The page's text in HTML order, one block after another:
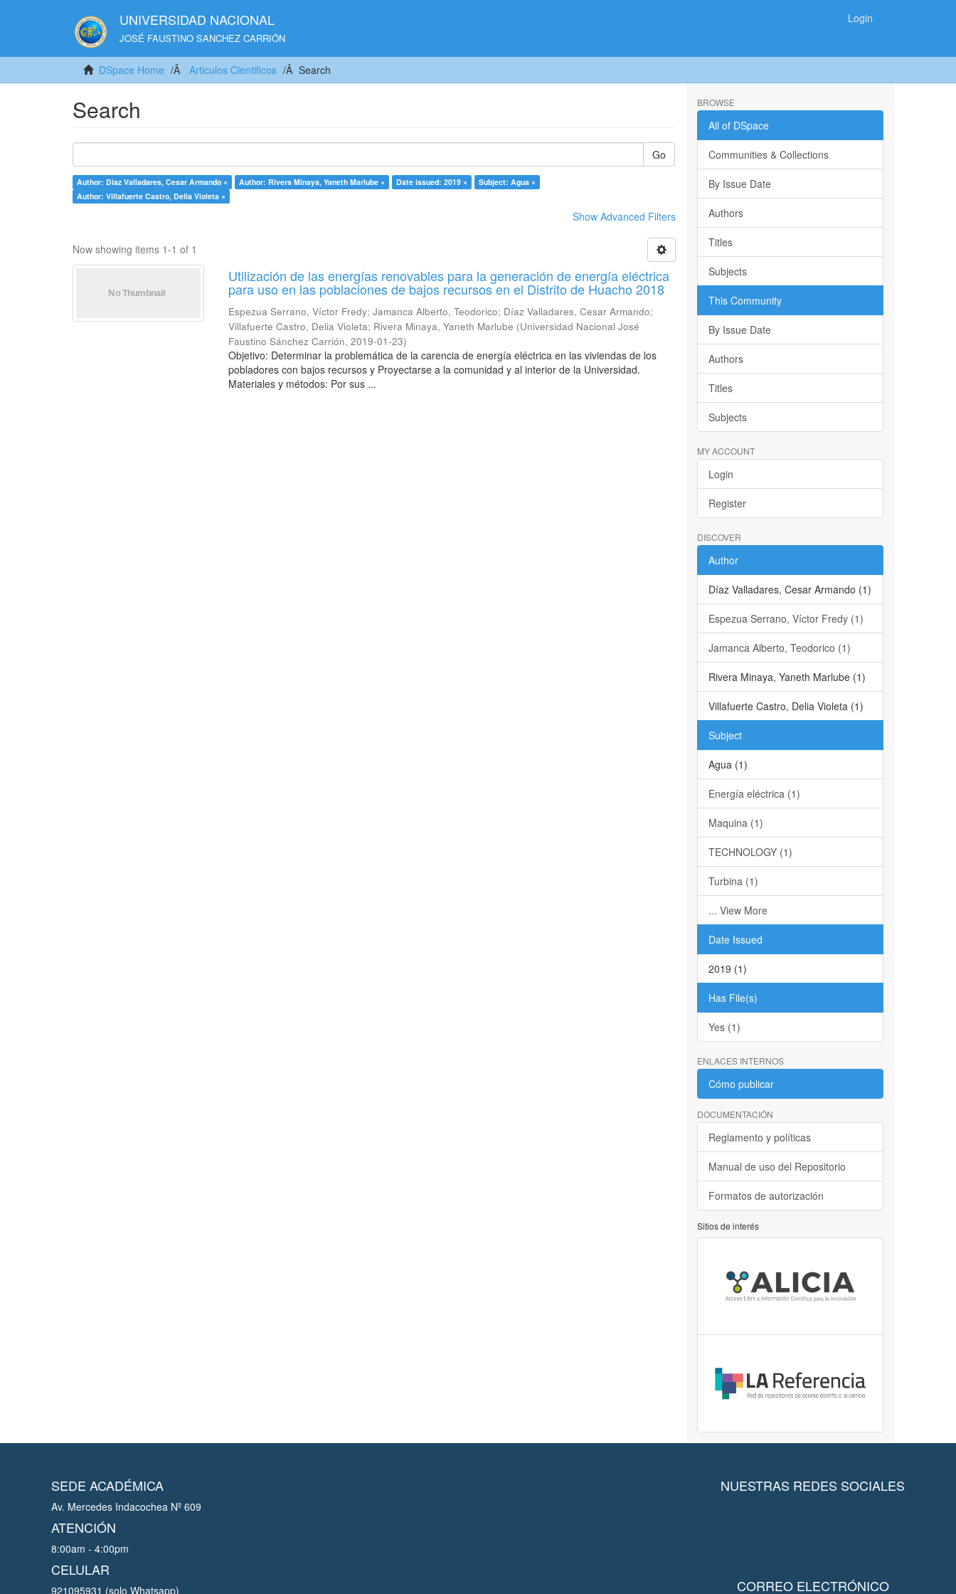
UNIVERSIDAD NACIONAL
JOSÉ FAUSTINO SANCHEZ CARRIÓN
Login
DSpace Home Articulos Cientificos Search
Search
Go
Author: Díaz Valladares, Cesar Armando × Author: Rivera Minaya, Yaneth Marlube × Date issued: 2019 ×
Subject: Agua ×
Author: Villafuerte Castro, Delia Violeta ×
Show Advanced Filters
Now showing items 1-1 of 1
Utilización de las energías renovables para la generación de energía eléctrica
para uso en las poblaciones de bajos recursos en el Distrito de Huacho 2018
Espezua Serrano, Víctor Fredy;Jamanca Alberto, Teodorico; Díaz Valladares, Cesar Armando;
Villafuerte Castro, Delia Violeta; Rivera Minaya, Yaneth Marlube (Universidad Nacional José
Faustino Sánchez Carrión,2019-01-23)
Objetivo: Determinar la problemática de la carencia de energía eléctrica en las viviendas de los
pobladores con bajos recursos y Proyectarse a la comunidad y al interior de la Universidad.
Materiales y métodos: Por sus ...
BROWSE
All of DSpace
Communities & Collections
By Issue Date
Authors
Titles
Subjects
This Community
By Issue Date
Authors
Titles
Subjects
MY ACCOUNT
Login
Register
DISCOVER
Author
Díaz Valladares, Cesar Armando (1)
Espezua Serrano, Víctor Fredy (1)
Jamanca Alberto, Teodorico (1)
Rivera Minaya, Yaneth Marlube (1)
Villafuerte Castro, Delia Violeta (1)
Subject
Agua (1)
Energía eléctrica (1)
Maquina (1)
TECHNOLOGY (1)
Turbina (1)
... View More
Date Issued
2019 (1)
Has File(s)
Yes (1)
ENLACES INTERNOS
Cómo publicar
DOCUMENTACIÓN
Reglamento y políticas
Manual de uso del Repositorio
Formatos de autorización
Sitios de interés
SEDE ACADÉMICA
Av. Mercedes Indacochea Nº 609
ATENCIÓN
8:00am - 4:00pm
CELULAR
921095931 (solo Whatsapp)
NUESTRAS REDES SOCIALES
CORREO ELECTRÓNICO